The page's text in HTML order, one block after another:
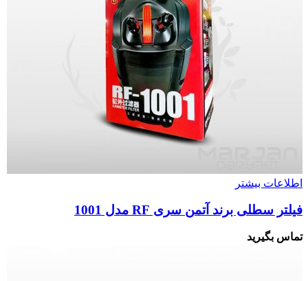
اطلاعات بیشتر
فیلتر سطلی برند آتمن سری RF مدل 1001
تماس بگیرید